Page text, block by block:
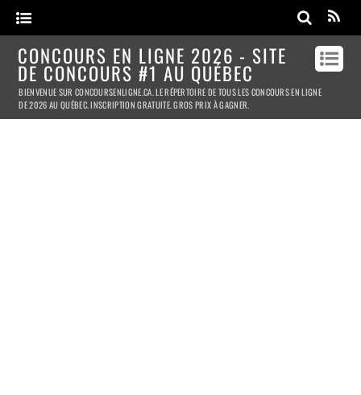
CONCOURS EN LIGNE 2026 - SITE
DE CONCOURS #1 AU QUÉBEC
BIENVENUE SUR CONCOURSENLIGNE.CA. LE RÉPERTOIRE DE TOUS LES CONCOURS EN LIGNE
DE 2026 AU QUÉBEC. INSCRIPTION GRATUITE. GROS PRIX À GAGNER.